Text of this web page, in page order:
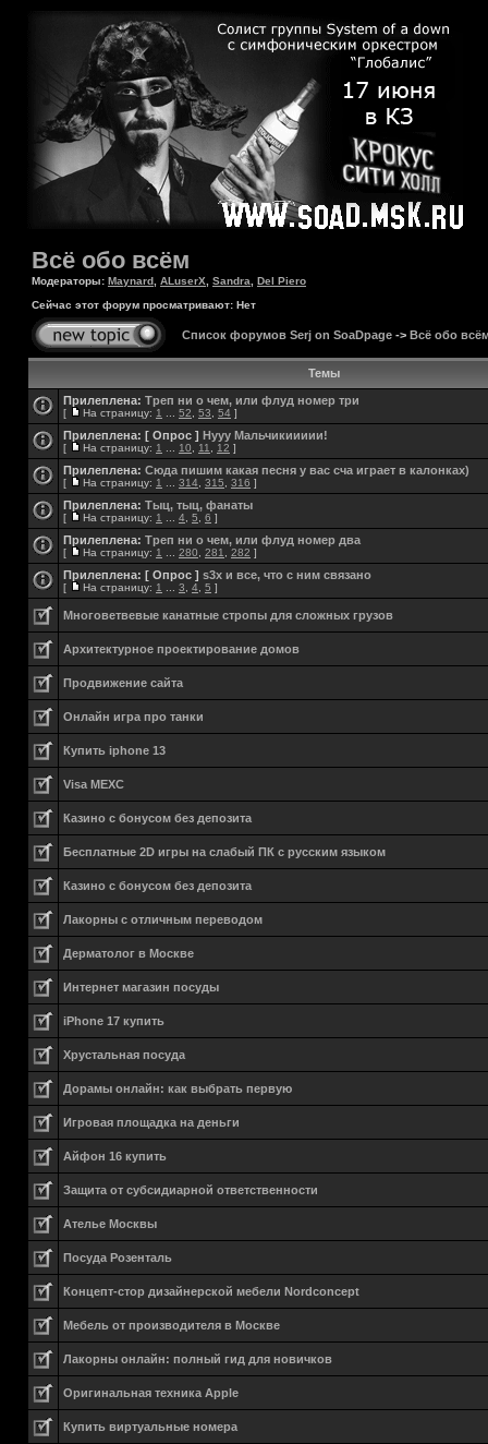
Всё обо всём
Модераторы: Maynard ALuserX Sandra
Del Piero
Сейчас этот форум просматривают: Нет
Список форумов Serj on SoaDpage -> Всё обо
Темы
Прилеплена: Треп ни о чем, или флуд номер три
[ На страницу: 1 52 53 54 ]
Прилеплена: [ Опрос ] Нууу Мальчикиииии!
[ На страницу: 1 10 11 12 ]
Прилеплена: Сюда пишим какая песня у вас сча играет в калонках)
[ На страницу: 1 314 315 316 ]
Прилеплена: Тыц, тыц, фанаты
[ На страницу: 1 4 5 6 ]
Прилеплена: Треп ни о чем, или флуд номер два
[ На страницу: 1 280 281 282 ]
Прилеплена: [ Опрос ] s3x и все, что с ним связано
[ На страницу: 1 3 4 5 ]
Многоветвевые канатные стропы для сложных грузов
Aрхитектурное проектирование домов
Продвижение сайта
Онлайн игра про танки
Купить iphone 13
Visa MEXC
Казино с бонусом без депозита
Бесплатные 2D игры на слабый ПК с русским языком
Казино с бонусом без депозита
Лакорны с отличным переводом
Дерматолог в Москве
Интернет магазин посуды
iPhone 17 купить
Хрустальная посуда
Дорамы онлайн: как выбрать первую
Игровая площадка на деньги
Айфон 16 купить
Защита от субсидиарной ответственности
Ателье Москвы
Посуда Розенталь
Концепт-стор дизайнерской мебели Nordconcept
Мебель от производителя в Москве
Лакорны онлайн: полный гид для новичков
Оригинальная техника Apple
Купить виртуальные номера